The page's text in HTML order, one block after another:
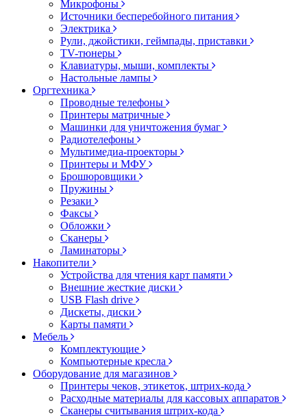
Микрофоны
Источники бесперебойного питания
Электрика
Рули, джойстики, геймпады, приставки
TV-тюнеры
Клавиатуры, мыши, комплекты
Настольные лампы
Оргтехника
Проводные телефоны
Принтеры матричные
Машинки для уничтожения бумаг
Радиотелефоны
Мультимедиа-проекторы
Принтеры и МФУ
Брошюровщики
Пружины
Резаки
Факсы
Обложки
Сканеры
Ламинаторы
Накопители
Устройства для чтения карт памяти
Внешние жесткие диски
USB Flash drive
Дискеты, диски
Карты памяти
Мебель
Комплектующие
Компьютерные кресла
Оборудование для магазинов
Принтеры чеков, этикеток, штрих-кода
Расходные материалы для кассовых аппаратов
Сканеры считывания штрих-кода